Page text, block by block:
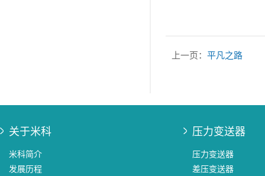
上一页： 平凡之路
关于米科
米科简介
发展历程
压力变送器
压力变送器
差压变送器